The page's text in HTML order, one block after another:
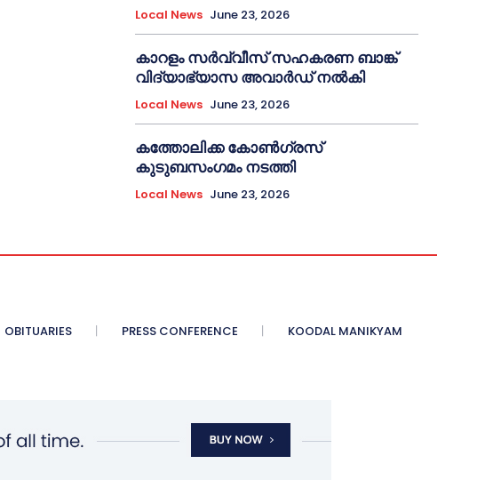
Local News June 23, 2026
കാറളം സർവ്വീസ് സഹകരണ ബാങ്ക്
വിദ്യാഭ്യാസ അവാർഡ് നൽകി
Local News June 23, 2026
കത്തോലിക്ക കോൺഗ്രസ്
കുടുബസംഗമം നടത്തി
Local News June 23, 2026
OBITUARIES PRESS CONFERENCE KOODAL MANIKYAM